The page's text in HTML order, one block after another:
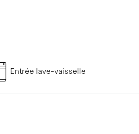
Entrée lave-vaisselle